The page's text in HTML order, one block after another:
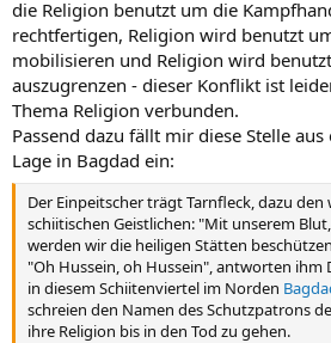
die Religion benutzt um die
rechtfertigen, Religion wird benutzt
mobilisieren und Religion wird
auszugrenzen - dieser Konflikt ist
Thema Religion verbunden.
Passend dazu fällt mir diese Stelle aus
Lage in Bagdad ein:
Der Einpeitscher trägt Tarnfleck, dazu den
schiitischen Geistlichen: "Mit unserem
werden wir die heiligen Stätten
"Oh Hussein, oh Hussein", antworten ihm
in diesem Schiitenviertel im Norden
schreien den Namen des Schutzpatrons
ihre Religion bis in den Tod zu gehen.